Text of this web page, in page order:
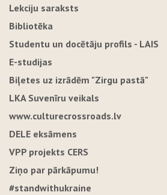
Lekciju saraksts
Bibliotēka
Studentu un docētāju profils - LAIS
E-studijas
Biļetes uz izrādēm "Zirgu pastā"
LKA Suvenīru veikals
www.culturecrossroads.lv
DELE eksāmens
VPP projekts CERS
Ziņo par pārkāpumu!
#standwithukraine